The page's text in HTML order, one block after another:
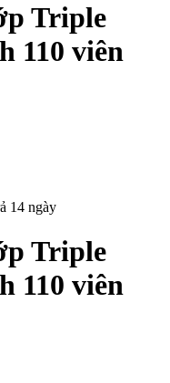
Triple
110 viên
14 ngày
Triple
110 viên